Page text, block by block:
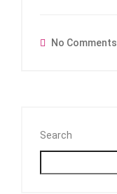
No Comments
Search